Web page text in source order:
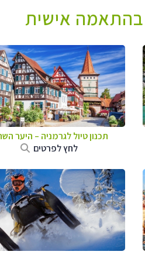
בהתאמה אישית
תכנון טיול לגרמניה – היער
לחץ לפרטים